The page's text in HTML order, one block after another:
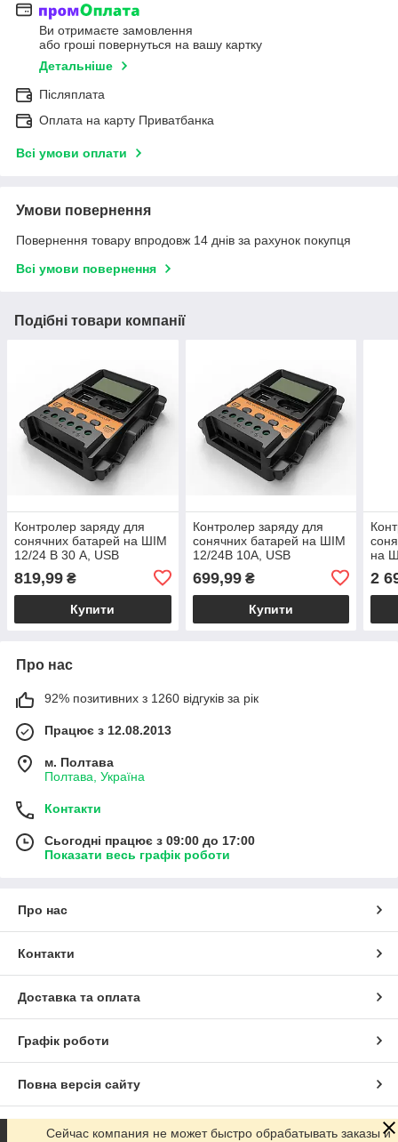
Ви отримаєте замовлення
або гроші повернуться на вашу картку
Детальніше
Післяплата
Оплата на карту Приватбанка
Всі умови оплати
Умови повернення
Повернення товару впродовж 14 днів за рахунок покупця
Всі умови повернення
Подібні товари компанії
Контролер заряду для
сонячних батарей на ШІМ
12/24 В 30 А, USB
819,99 ₴
Купити
Контролер заряду для
сонячних батарей на ШІМ
12/24В 10А, USB
699,99₴
Купити
на
2
Про нас
92% позитивних з 1260 відгуків за рік
Працює з 12.08.2013
м. Полтава
Полтава, Україна
Контакти
Сьогодні працює з 09:00 до 17:00
Показати весь графік роботи
Про нас
Контакти
Доставка та оплата
Графік роботи
Повна версія сайту
Сайт створено на маркетплейсі Prom.ua
Сейчас компания не может быстро обрабатывать заказы и